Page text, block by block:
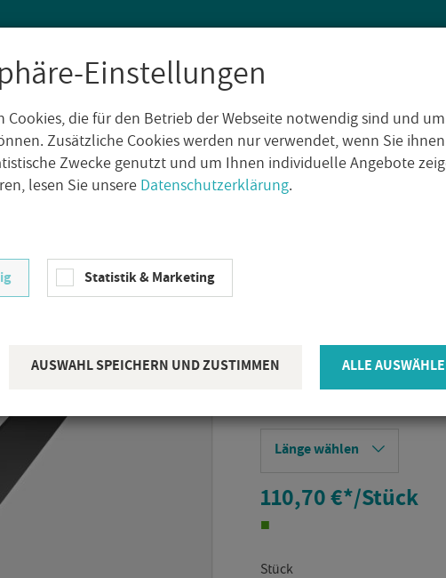
Einstellungen
Cookies, die für den Betrieb der Webseite notwendig sind und
Zusätzliche Cookies werden nur verwendet, wenn Sie
Zwecke genutzt und um Ihnen individuelle Angebote
lesen Sie unsere Datenschutzerklärung.
Statistik & Marketing
AUSWAHL SPEICHERN UND ZUSTIMMEN ALLE
WAND­FLIE­SEN AUS­SEN­FLIE­SEN DE­KO­RE
Ge­fäl­le­kei­le Al­fer­li­ne ein­tei­li­ger Ge­fäl­le­keil 11mm links schwarz matt
Al­fer­li­ne
11mm links
GK-E110050-L/
Länge wählen
110,70 €*/Stück
Stück